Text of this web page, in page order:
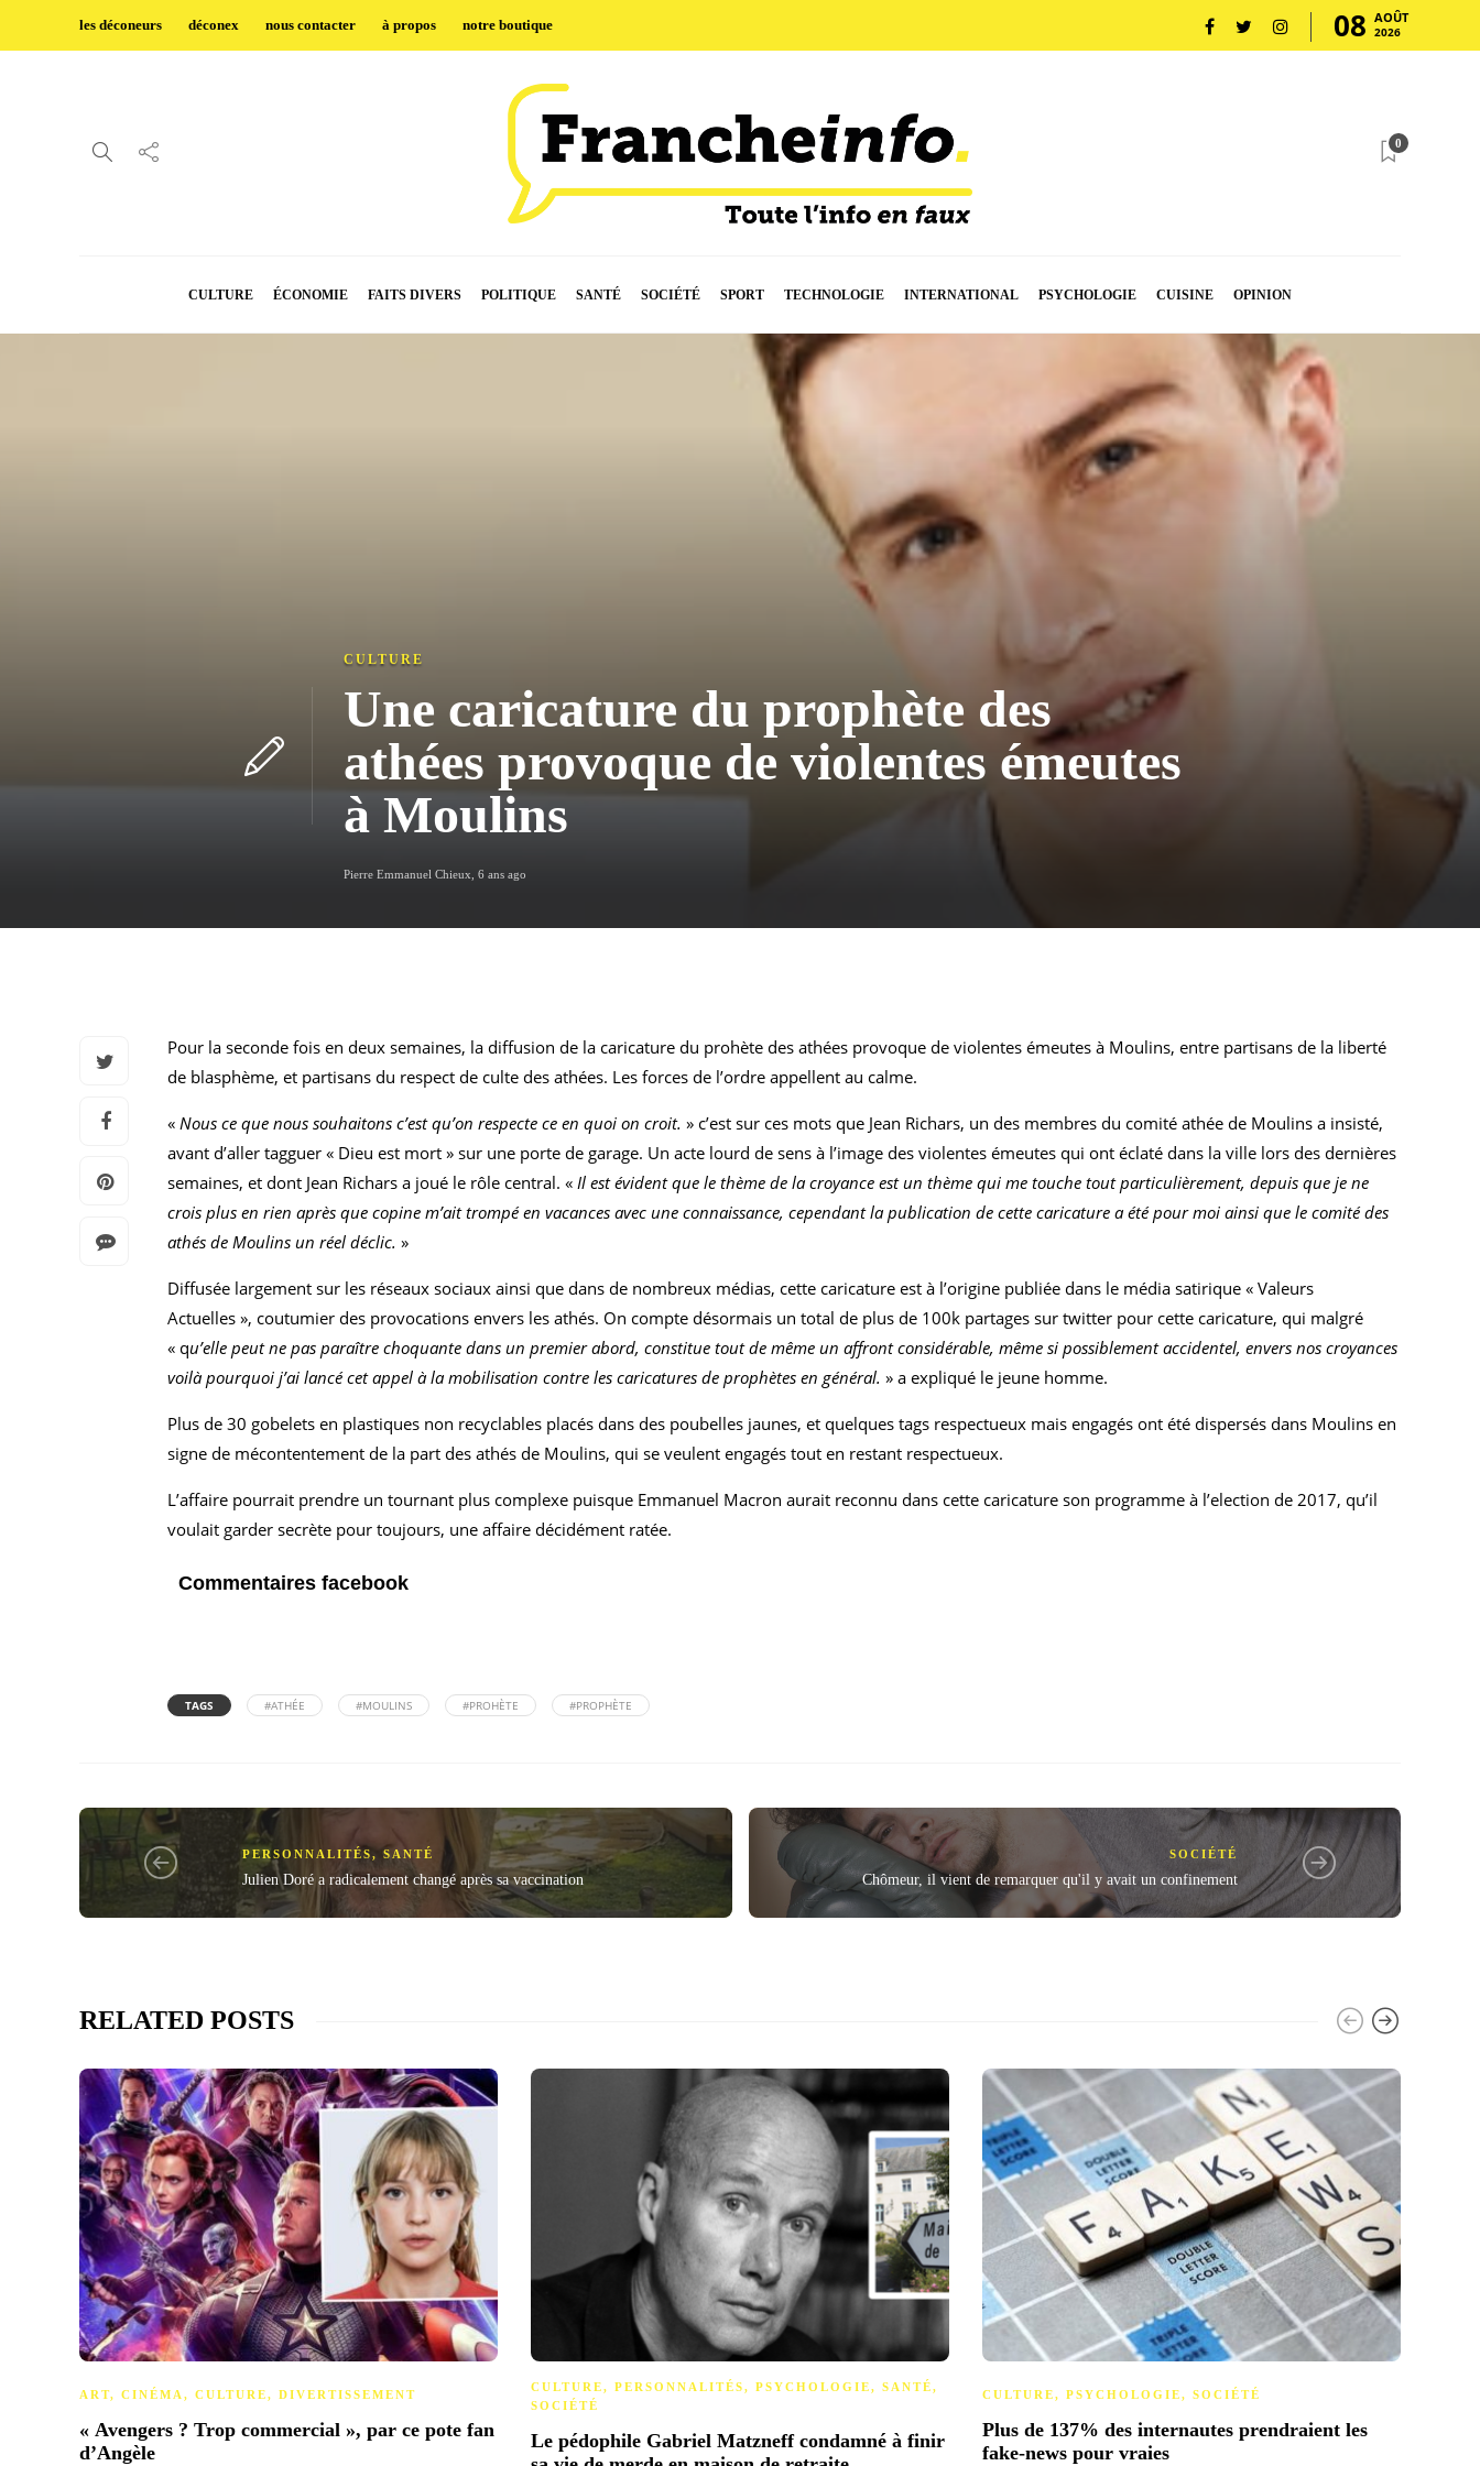
les déconeurs déconex nous contacter à propos notre boutique 08 AOÛT
2026
0
CULTURE ÉCONOMIE FAITS DIVERS POLITIQUE SANTÉ SOCIÉTÉ SPORT TECHNOLOGIE INTERNATIONAL PSYCHOLOGIE CUISINE OPINION
CULTURE
Une caricature du prophète des
athées provoque de violentes émeutes
à Moulins
Pierre Emmanuel Chieux 6 ans ago
Pour la seconde fois en deux semaines, la diffusion de la caricature du prohète des athées provoque de violentes émeutes à Moulins, entre partisans de la liberté
de blasphème, et partisans du respect de culte des athées. Les forces de l’ordre appellent au calme.
« Nous ce que nous souhaitons c’est qu’on respecte ce en quoi on croit. » c’est sur ces mots que Jean Richars, un des membres du comité athée de Moulins a insisté,
avant d’aller tagguer « Dieu est mort » sur une porte de garage. Un acte lourd de sens à l’image des violentes émeutes qui ont éclaté dans la ville lors des dernières
semaines, et dont Jean Richars a joué le rôle central. « Il est évident que le thème de la croyance est un thème qui me touche tout particulièrement, depuis que je ne
crois plus en rien après que copine m’ait trompé en vacances avec une connaissance, cependant la publication de cette caricature a été pour moi ainsi que le comité des
athés de Moulins un réel déclic. »
Diffusée largement sur les réseaux sociaux ainsi que dans de nombreux médias, cette caricature est à l’origine publiée dans le média satirique « Valeurs
Actuelles », coutumier des provocations envers les athés. On compte désormais un total de plus de 100k partages sur twitter pour cette caricature, qui malgré
« qu’elle peut ne pas paraître choquante dans un premier abord, constitue tout de même un affront considérable, même si possiblement accidentel, envers nos croyances
voilà pourquoi j’ai lancé cet appel à la mobilisation contre les caricatures de prophètes en général. » a expliqué le jeune homme.
Plus de 30 gobelets en plastiques non recyclables placés dans des poubelles jaunes, et quelques tags respectueux mais engagés ont été dispersés dans Moulins en
signe de mécontentement de la part des athés de Moulins, qui se veulent engagés tout en restant respectueux.
L’affaire pourrait prendre un tournant plus complexe puisque Emmanuel Macron aurait reconnu dans cette caricature son programme à l’election de 2017, qu’il
voulait garder secrète pour toujours, une affaire décidément ratée.
Commentaires facebook
TAGS #ATHÉE #MOULINS #PROHÈTE #PROPHÈTE
PERSONNALITÉS,SANTÉ
Julien Doré a radicalement changé après sa vaccination
SOCIÉTÉ
Chômeur, il vient de remarquer qu'il y avait un confinement
RELATED POSTS
ART, CINÉMA , CULTURE, DIVERTISSEMENT
« Avengers ? Trop commercial », par ce pote fan
d’Angèle
CULTURE, PERSONNALITÉS, PSYCHOLOGIE, SANTÉ,
SOCIÉTÉ
Le pédophile Gabriel Matzneff condamné à finir
CULTURE, PSYCHOLOGIE, SOCIÉTÉ
Plus de 137% des internautes prendraient les
fake-news pour vraies